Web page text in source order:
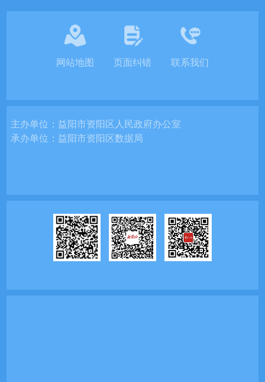
网站地图 页面纠错 联系我们
主办单位：益阳市资阳区人民政府办公室
承办单位：益阳市资阳区数据局